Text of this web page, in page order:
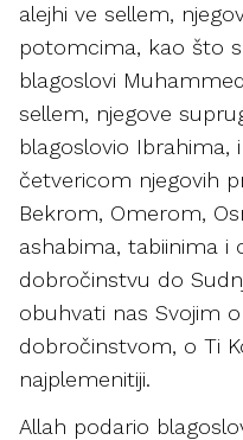
alejhi ve sellem,
potomcima, kao što
blagoslovi
sellem, njegove
blagoslovio Ibrahima,
četvericom njegovih
Bekrom, Omerom,
ashabima, tabiinima i
dobročinstvu do
obuhvati nas Svojim
dobročinstvom, o Ti
najplemenitiji.
Allah podario